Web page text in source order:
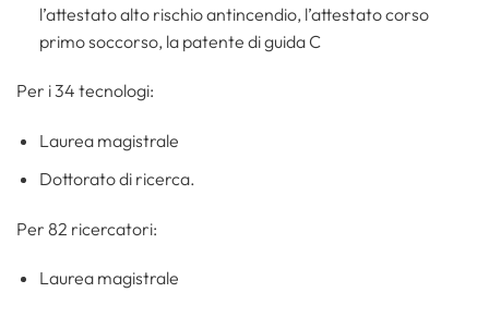
l’attestato alto rischio antincendio, l’attestato corso
primo soccorso, la patente di guida C
Per i 34 tecnologi:
Laurea magistrale
Dottorato di ricerca.
Per 82 ricercatori:
Laurea magistrale